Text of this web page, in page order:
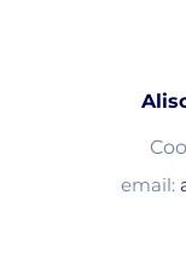
email: